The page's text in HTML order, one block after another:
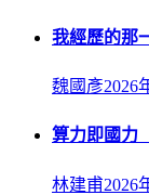
我經歷的那
魏國彥2026
算力即國力
林建甫2026